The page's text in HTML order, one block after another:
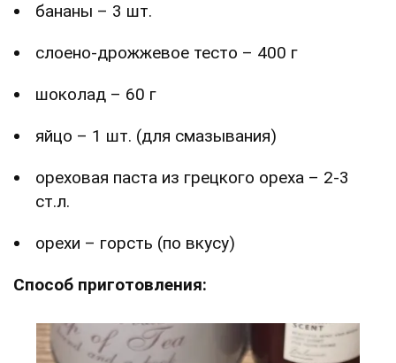
бананы – 3 шт.
слоено-дрожжевое тесто – 400 г
шоколад – 60 г
яйцо – 1 шт. (для смазывания)
ореховая паста из грецкого ореха – 2-3
ст.л.
орехи – горсть (по вкусу)
Способ приготовления: